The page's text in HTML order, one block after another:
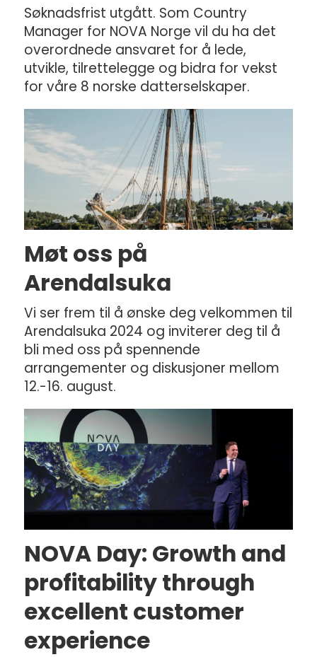
Søknadsfrist utgått. Som Country
Manager for NOVA Norge vil du ha det
overordnede ansvaret for å lede,
utvikle, tilrettelegge og bidra for vekst
for våre 8 norske datterselskaper.
Møt oss på
Arendalsuka
Vi ser frem til å ønske deg velkommen til
Arendalsuka 2024 og inviterer deg til å
bli med oss på spennende
arrangementer og diskusjoner mellom
12.-16. august.
NOVA Day: Growth and
profitability through
excellent customer
experience